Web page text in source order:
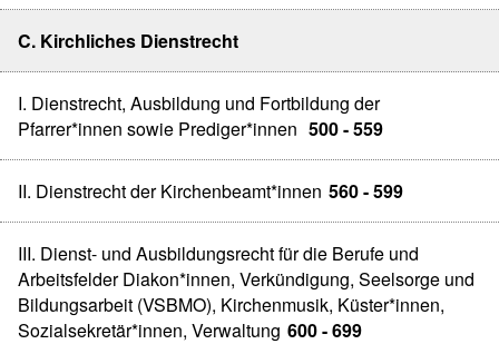
C. Kirchliches Dienstrecht
I. Dienstrecht, Ausbildung und Fortbildung der
Pfarrer*innen sowie Prediger*innen 500 - 559
II. Dienstrecht der Kirchenbeamt*innen 560 - 599
III. Dienst- und Ausbildungsrecht für die Berufe und
Arbeitsfelder Diakon*innen, Verkündigung, Seelsorge und
Bildungsarbeit (VSBMO), Kirchenmusik, Küster*innen,
Sozialsekretär*innen, Verwaltung 600 - 699